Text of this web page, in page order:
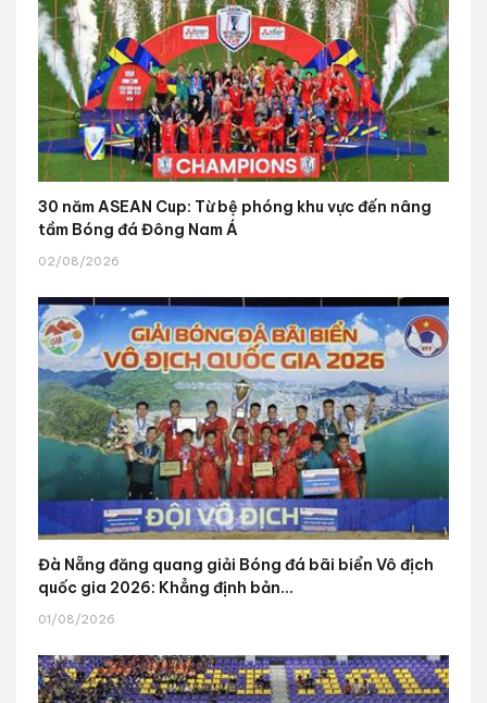
30 năm ASEAN Cup: Từ bệ phóng khu vực đến nâng
tầm Bóng đá Đông Nam Á
02/08/2026
Đà Nẵng đăng quang giải Bóng đá bãi biển Vô địch
quốc gia 2026: Khẳng định bản...
01/08/2026